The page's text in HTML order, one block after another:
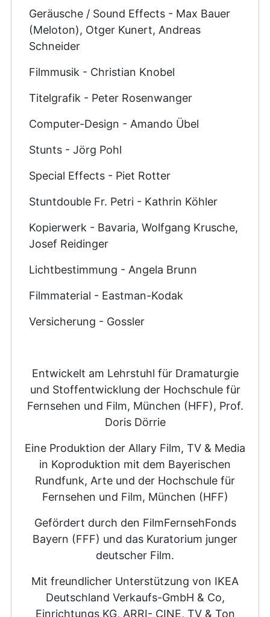
Geräusche / Sound Effects - Max Bauer
(Meloton), Otger Kunert, Andreas
Schneider
Filmmusik - Christian Knobel
Titelgrafik - Peter Rosenwanger
Computer-Design - Amando Übel
Stunts - Jörg Pohl
Special Effects - Piet Rotter
Stuntdouble Fr. Petri - Kathrin Köhler
Kopierwerk - Bavaria, Wolfgang Krusche,
Josef Reidinger
Lichtbestimmung - Angela Brunn
Filmmaterial - Eastman-Kodak
Versicherung - Gossler
Entwickelt am Lehrstuhl für Dramaturgie
und Stoffentwicklung der Hochschule für
Fernsehen und Film, München (HFF), Prof.
Doris Dörrie
Eine Produktion der Allary Film, TV & Media
in Koproduktion mit dem Bayerischen
Rundfunk, Arte und der Hochschule für
Fernsehen und Film, München (HFF)
Gefördert durch den FilmFernsehFonds
Bayern (FFF) und das Kuratorium junger
deutscher Film.
Mit freundlicher Unterstützung von IKEA
Deutschland Verkaufs-GmbH & Co,
Einrichtungs KG, ARRI- CINE, TV & Ton